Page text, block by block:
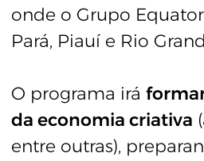
onde o Grupo
Pará, Piauí e Rio
O programa irá
da economia criativa
entre outras),